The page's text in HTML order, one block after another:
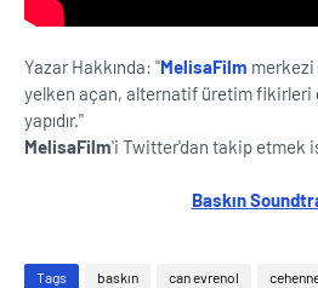
Yazar Hakkında: "MelisaFilm
yelken açan, alternatif üretim fikirleri
yapıdır."
MelisaFilm'i Twitter'dan takip etmek
Baskın
Tags baskın can evrenol